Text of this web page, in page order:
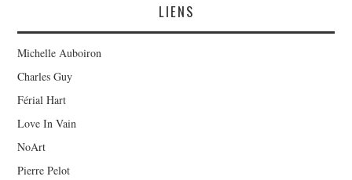
LIENS
Michelle Auboiron
Charles Guy
Férial Hart
Love In Vain
NoArt
Pierre Pelot